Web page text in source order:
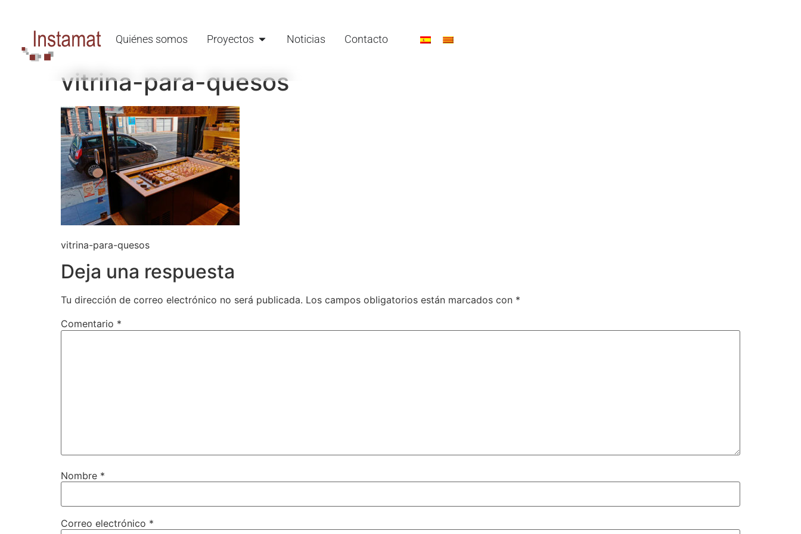
Quiénes somos Proyectos Noticias Contacto
vitrina-para-quesos
vitrina-para-quesos
Deja una respuesta
Tu dirección de correo electrónico no será publicada. Los campos obligatorios están marcados con *
Comentario *
Nombre *
Correo electrónico *